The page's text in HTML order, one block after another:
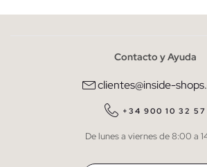
He leído y entiendo lapolítica de privacidad
QUIERO SUSCRIBIRME
* Puedes cancelar la suscripción en
Contacto y Ayuda
clientes@inside-
+34 900 10 32 57
De lunes a viernes de 8:00 a